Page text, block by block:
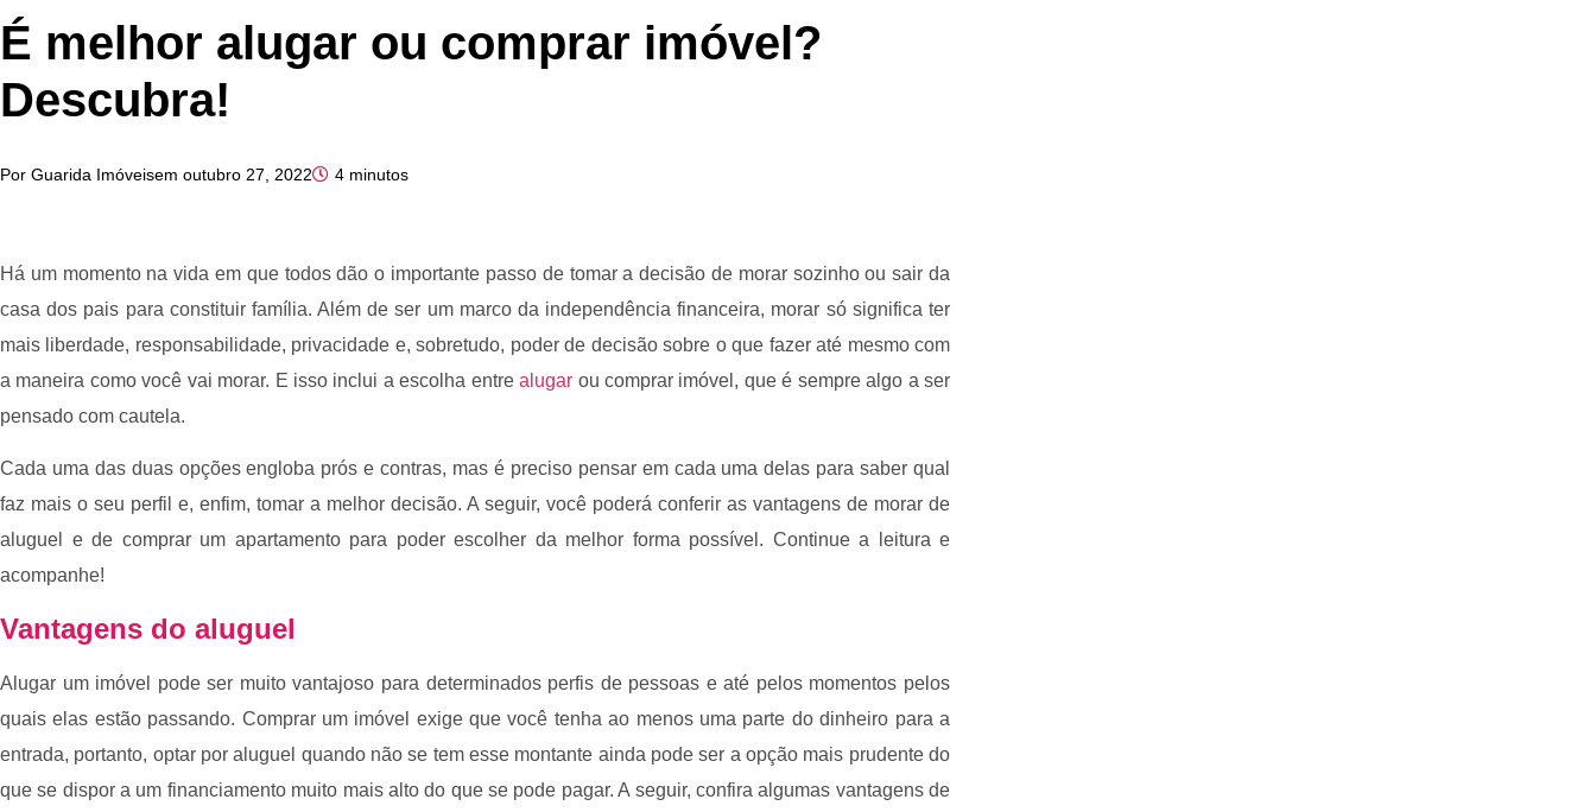
É melhor alugar ou comprar imóvel?
Descubra!
Por Guarida Imóveisem outubro 27, 2022 4 minutos
Há um momento na vida em que todos dão o importante passo de tomar a decisão de morar sozinho ou sair da
casa dos pais para constituir família. Além de ser um marco da independência financeira, morar só significa ter
mais liberdade, responsabilidade, privacidade e, sobretudo, poder de decisão sobre o que fazer até mesmo com
a maneira como você vai morar. E isso inclui a escolha entrealugar ou comprar imóvel, que é sempre algo a ser
pensado com cautela.
Cada uma das duas opções engloba prós e contras, mas é preciso pensar em cada uma delas para saber qual
faz mais o seu perfil e, enfim, tomar a melhor decisão. A seguir, você poderá conferir as vantagens de morar de
aluguel e de comprar um apartamento para poder escolher da melhor forma possível. Continue a leitura e
acompanhe!
Vantagens do aluguel
Alugar um imóvel pode ser muito vantajoso para determinados perfis de pessoas e até pelos momentos pelos
quais elas estão passando. Comprar um imóvel exige que você tenha ao menos uma parte do dinheiro para a
entrada, portanto, optar por aluguel quando não se tem esse montante ainda pode ser a opção mais prudente do
que se dispor a um financiamento muito mais alto do que se pode pagar. A seguir, confira algumas vantagens de